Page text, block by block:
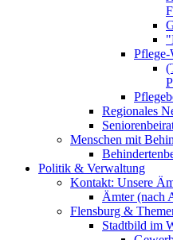
Pflege-
Regionales
Menschen mit
Politik & Verwaltung
Kontakt: Unsere
Ämter (nach
Flensburg &
Stadtbild im